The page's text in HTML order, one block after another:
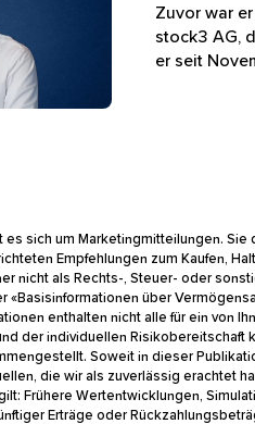
Zuvor war
stock3 AG,
es sich um Marketingmitteilungen.
Empfehlungen zum Kaufen,
ferner nicht als Rechts-, Steuer-
der «Basisinformationen über
Informationen enthalten nicht alle
und der individuellen
zusammengestellt. Soweit in
die wir als zuverlässig
Frühere Wertentwicklungen,
Erträge oder